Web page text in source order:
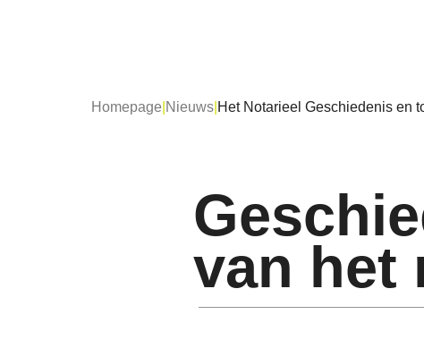
Homepage Nieuws Het Notarieel Geschiedenis en
van het